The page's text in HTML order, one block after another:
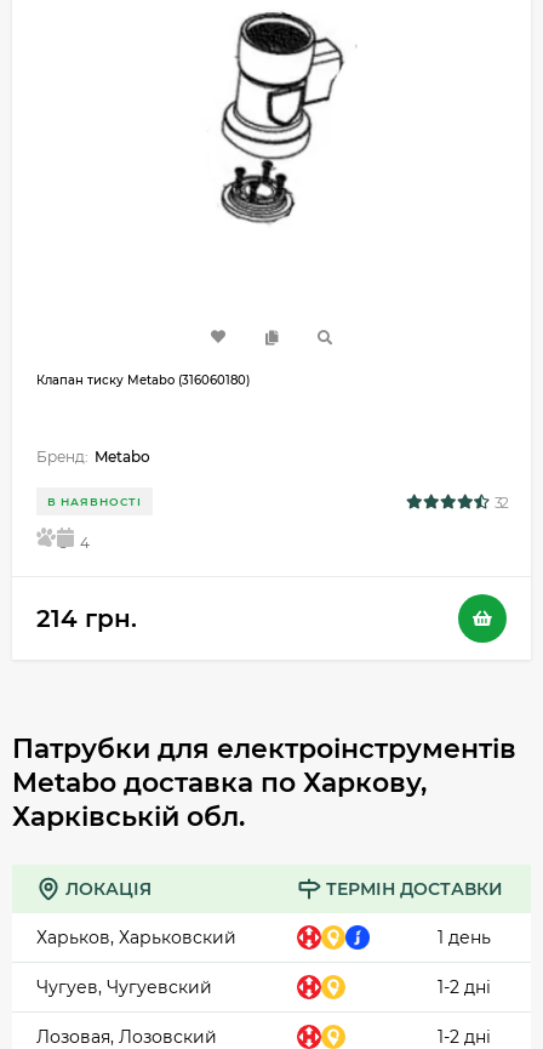
Клапан тиску Metabo (316060180)
Бренд: Metabo
В НАЯВНОСТІ 32
5 4
214 грн.
Патрубки для електроінструментів
Metabo доставка по Харкову,
Харківській обл.
ЛОКАЦІЯ ТЕРМІН ДОСТАВКИ
Харьков, Харьковский 1 день
Чугуев, Чугуевский 1-2 дні
Лозовая, Лозовский 1-2 дні